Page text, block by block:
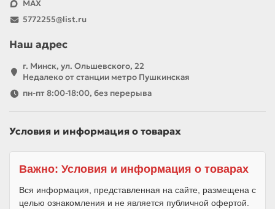
MAX
5772255@list.ru
Наш адрес
г. Минск, ул. Ольшевского, 22
Недалеко от станции метро Пушкинская
пн-пт 8:00-18:00, без перерыва
Условия и информация о товарах
Важно: Условия и информация о товарах
Вся информация, представленная на сайте, размещена с
целью ознакомления и не является публичной офертой.